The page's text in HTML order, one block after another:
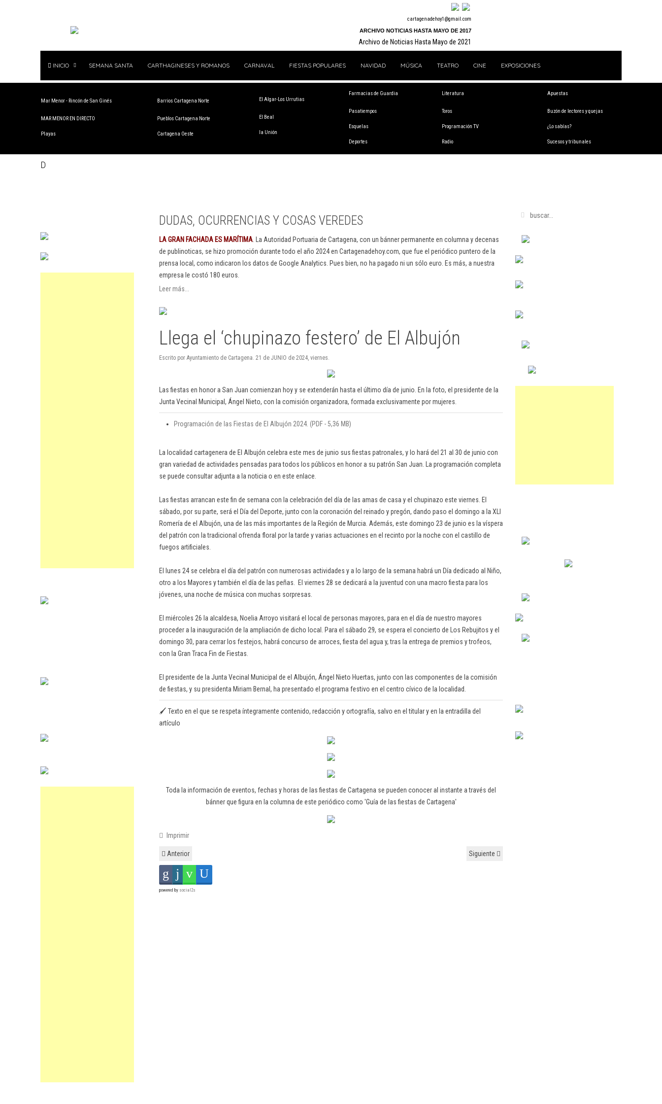
cartagenadehoy1@gmail.com
ARCHIVO NOTICIAS HASTA MAYO DE 2017
Archivo de Noticias Hasta Mayo de 2021
INICIO SEMANA SANTA CARTHAGINESES Y ROMANOS CARNAVAL FIESTAS POPULARES NAVIDAD MÚSICA TEATRO CINE EXPOSICIONES
Mar Menor - Rincón de San Ginés
MAR MENOR EN DIRECTO
Playas
Barrios Cartagena Norte
Pueblos Cartagena Norte
Cartagena Oeste
El Algar-Los Urrutias
El Beal
la Unión
Farmacias de Guardia
Pasatiempos
Esquelas
Deportes
Literatura
Toros
Programación TV
Radio
Apuestas
Buzón de lectores y quejas
¿Lo sabías?
Sucesos y tribunales
D
DUDAS, OCURRENCIAS Y COSAS VEREDES
LA GRAN FACHADA ES MARÍTIMA . La Autoridad Portuaria de Cartagena, con un bánner permanente en columna y decenas
de publinoticas, se hizo promoción durante todo el año 2024 en Cartagenadehoy.com, que fue el periódico puntero de la
prensa local, como indicaron los datos de Google Analytics. Pues bien, no ha pagado ni un sólo euro. Es más, a nuestra
empresa le costó 180 euros.
Leer más...
Llega el ‘chupinazo festero’ de El Albujón
Escrito por Ayuntamiento de Cartagena. 21 de JUNIO de 2024, viernes.
Las fiestas en honor a San Juan comienzan hoy y se extenderán hasta el último día de junio. En la foto, el presidente de la
Junta Vecinal Municipal, Ángel Nieto, con la comisión organizadora, formada exclusivamente por mujeres.
Programación de las Fiestas de El Albujón 2024. (PDF - 5,36 MB)
La localidad cartagenera de El Albujón celebra este mes de junio sus fiestas patronales, y lo hará del 21 al 30 de junio con
gran variedad de actividades pensadas para todos los públicos en honor a su patrón San Juan. La programación completa
se puede consultar adjunta a la noticia o en este enlace.
Las fiestas arrancan este fin de semana con la celebración del día de las amas de casa y el chupinazo este viernes. El
sábado, por su parte, será el Día del Deporte, junto con la coronación del reinado y pregón, dando paso el domingo a la XLI
Romería de el Albujón, una de las más importantes de la Región de Murcia. Además, este domingo 23 de junio es la víspera
del patrón con la tradicional ofrenda floral por la tarde y varias actuaciones en el recinto por la noche con el castillo de
fuegos artificiales.
El lunes 24 se celebra el día del patrón con numerosas actividades y a lo largo de la semana habrá un Día dedicado al Niño,
otro a los Mayores y también el día de las peñas. El viernes 28 se dedicará a la juventud con una macro fiesta para los
jóvenes, una noche de música con muchas sorpresas.
El miércoles 26 la alcaldesa, Noelia Arroyo visitará el local de personas mayores, para en el día de nuestro mayores
proceder a la inauguración de la ampliación de dicho local. Para el sábado 29, se espera el concierto de Los Rebujitos y el
domingo 30, para cerrar los festejos, habrá concurso de arroces, fiesta del agua y, tras la entrega de premios y trofeos,
con la Gran Traca Fin de Fiestas.
El presidente de la Junta Vecinal Municipal de el Albujón, Ángel Nieto Huertas, junto con las componentes de la comisión
de fiestas, y su presidenta Miriam Bernal, ha presentado el programa festivo en el centro cívico de la localidad.
🖌️ Texto en el que se respeta íntegramente contenido, redacción y ortografía, salvo en el titular y en la entradilla del
artículo
Toda la información de eventos, fechas y horas de las fiestas de Cartagena se pueden conocer al instante a través del
bánner que figura en la columna de este periódico como 'Guía de las fiestas de Cartagena'
Imprimir
Anterior Siguiente
powered by social2s